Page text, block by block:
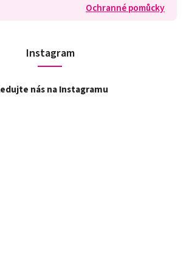
Ochranné pomůcky
Instagram
nás na Instagramu